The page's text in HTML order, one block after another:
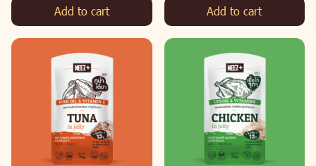
Add to cart Add to cart